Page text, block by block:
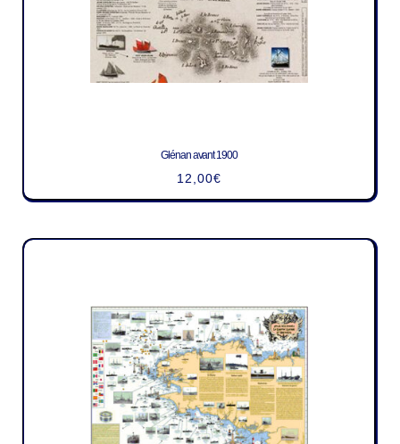
Glénan avant 1900
12,00€